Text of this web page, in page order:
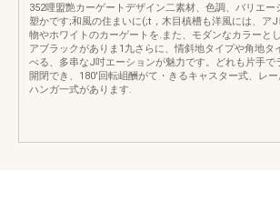
352哩盟艶カーゲートデザイン二素材、色調、バリエー
塑かです;和風の住まいに(;t，木目槙槽も洋風には、アJ
物やホワイトのカーゲートを.また、モダンなカラーと
アブラックがありま1九さらに、情斜地タイプや角地タ
べる、多串なJ吋エーションが魅力です。どれも片手で
開閉でき、180'回転岨酬がて・きるキャスター式、レー
ハンガ一式があります.